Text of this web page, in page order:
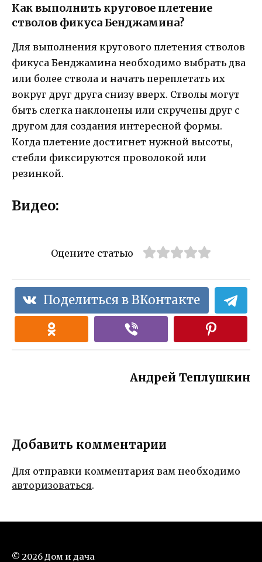
Как выполнить круговое плетение
стволов фикуса Бенджамина?
Для выполнения кругового плетения стволов
фикуса Бенджамина необходимо выбрать два
или более ствола и начать переплетать их
вокруг друг друга снизу вверх. Стволы могут
быть слегка наклонены или скручены друг с
другом для создания интересной формы.
Когда плетение достигнет нужной высоты,
стебли фиксируются проволокой или
резинкой.
Видео:
Оцените статью
Поделиться в ВКонтакте
Андрей Теплушкин
Добавить комментарии
Для отправки комментария вам необходимо
авторизоваться.
© 2026 Дом и дача